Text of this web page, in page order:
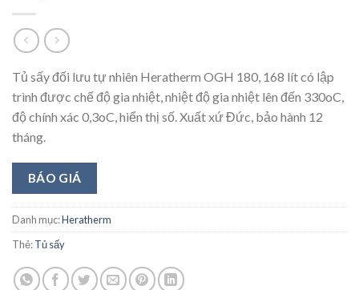
Tủ sấy đối lưu tự nhiên Heratherm OGH 180, 168 lít có lập
trình được chế độ gia nhiệt, nhiệt độ gia nhiệt lên đến 330oC,
độ chính xác 0,3oC, hiển thị số. Xuất xứ Đức, bảo hành 12
tháng.
BÁO GIÁ
Danh mục:Heratherm
Thẻ:Tủ sấy